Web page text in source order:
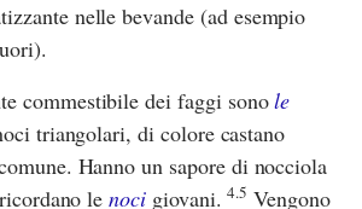
nelle bevande (ad esempio
commestibile dei faggi sonole
triangolari, di colore castano
Hanno un sapore di nocciola
lenoci giovani.4.5 Vengono